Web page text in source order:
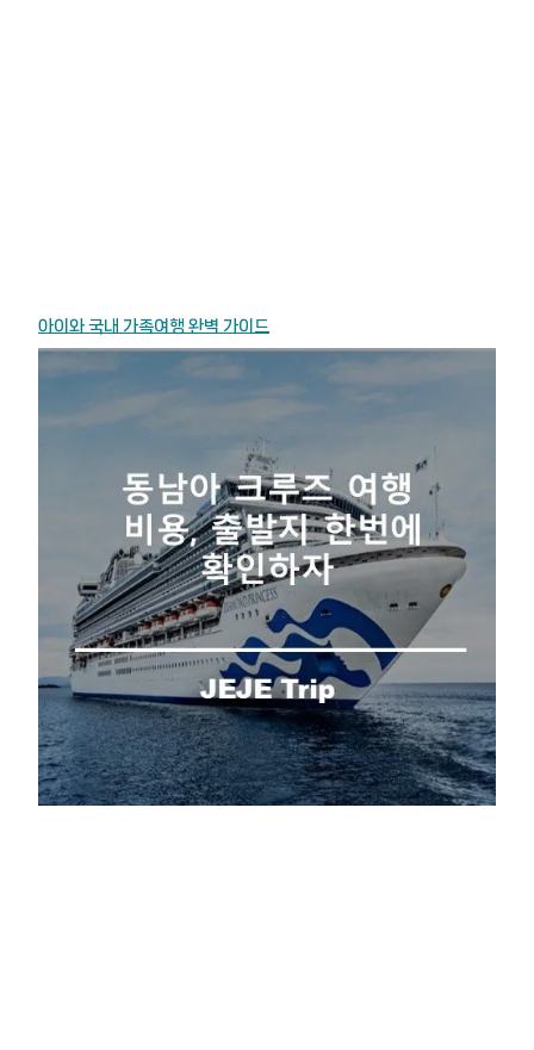
아이와 국내 가족여행 완벽 가이드